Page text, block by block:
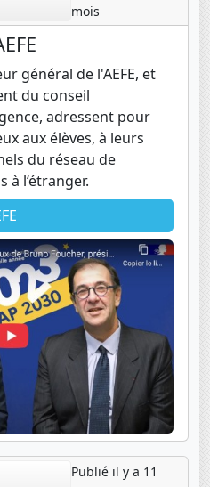
mois
général de l'AEFE, et
du conseil
adressent pour
aux élèves, à leurs
du réseau de
à l‘étranger.
Publié il y a 11